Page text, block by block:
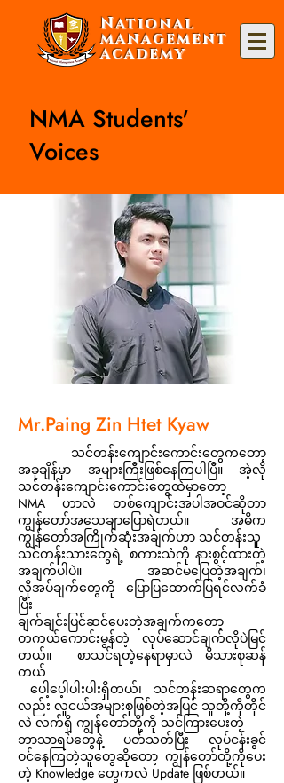
National
management
academy
NMA Students'
Voices
Mr.Paing Zin Htet Kyaw
သင်တန်းကျောင်းကောင်းတွေကတော့
အခုချိန်မှာ အများကြီးဖြစ်နေကြပါပြီ။ အဲ့လို
သင်တန်းကျောင်းကောင်းတွေထဲမှာတော့
NMA ဟာလဲ တစ်ကျောင်းအပါအဝင်ဆိုတာ
ကျွန်တော်အသေချာပြောရဲတယ်။ အဓိက
ကျွန်တော်အကြိုက်ဆုံးအချက်ဟာ သင်တန်းသူ
သင်တန်းသားတွေရဲ့ စကားသံကို နားစွင့်ထားတဲ့
အချက်ပါပဲ။ အဆင်မပြေတဲ့အချက်၊
လိုအပ်ချက်တွေကို ပြောပြထောက်ပြရင်လက်ခံ
ပြီး
ချက်ချင်းပြင်ဆင်ပေးတဲ့အချက်ကတော့
တကယ်ကောင်းမွန်တဲ့ လုပ်ဆောင်ချက်လိုပဲမြင်
တယ်။ စာသင်ရတဲ့နေရာမှာလဲ မိသားစုဆန်
တယ်
ပေါ့ပေ့ါပါးပါးရှိတယ်၊ သင်တန်းဆရာတွေက
လည်း လူငယ်အများစုဖြစ်တဲ့အပြင် သူတို့ကိုတိုင်
လဲ လက်ရှိ ကျွန်တော်တို့ကို သင်ကြားပေးတဲ့
ဘာသာရပ်တွေနဲ့ ပတ်သတ်ပြီး လုပ်ငန်းခွင်
ဝင်နေကြတဲ့သူတွေဆိုတော့ ကျွန်တော်တို့ကိုပေး
တဲ့ Knowledge တွေကလဲ Update ဖြစ်တယ်။